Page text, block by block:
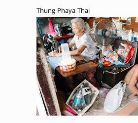
Thung Phaya Thai